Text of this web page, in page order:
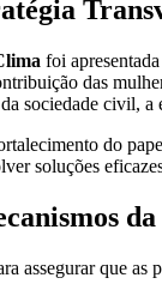
foi
das
sociedade civil,
do
soluções
assegurar que